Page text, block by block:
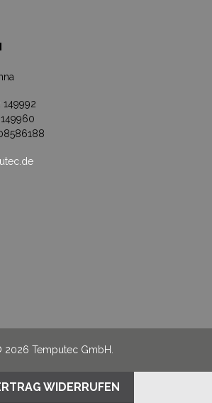
149992
2026 Temputec GmbH.
WIDERRUFEN